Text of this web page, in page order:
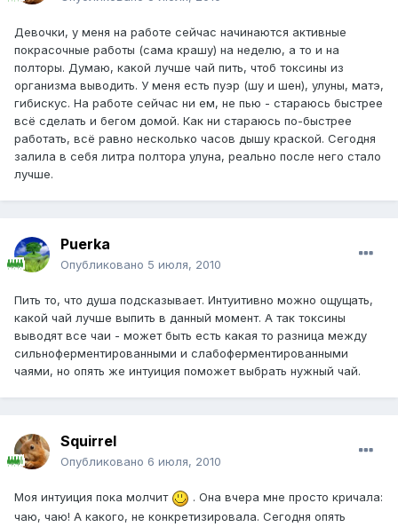
Девочки, у меня на работе сейчас начинаются активные
покрасочные работы (сама крашу) на неделю, а то и на
полторы. Думаю, какой лучше чай пить, чтоб токсины из
организма выводить. У меня есть пуэр (шу и шен), улуны, матэ,
гибискус. На работе сейчас ни ем, не пью - стараюсь быстрее
всё сделать и бегом домой. Как ни стараюсь по-быстрее
работать, всё равно несколько часов дышу краской. Сегодня
залила в себя литра полтора улуна, реально после него стало
лучше.
Puerka
Опубликовано 5 июля, 2010
Пить то, что душа подсказывает. Интуитивно можно ощущать,
какой чай лучше выпить в данный момент. А так токсины
выводят все чаи - может быть есть какая то разница между
сильноферментированными и слабоферментированными
чаями, но опять же интуиция поможет выбрать нужный чай.
Squirrel
Опубликовано 6 июля, 2010
Моя интуиция пока молчит
. Она вчера мне просто кричала:
чаю, чаю! А какого, не конкретизировала. Сегодня опять